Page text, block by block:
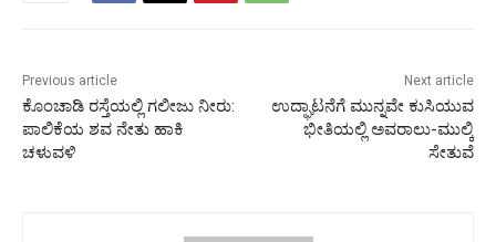
Previous article
ಕೊಂಚಾಡಿ ರಸ್ತೆಯಲ್ಲಿ ಗಲೀಜು ನೀರು:
ಪಾಲಿಕೆಯ ಶವ ನೇತು ಹಾಕಿ
ಚಳುವಳಿ
Next article
ಉದ್ಘಾಟನೆಗೆ ಮುನ್ನವೇ ಕುಸಿಯುವ
ಭೀತಿಯಲ್ಲಿ ಅವರಾಲು-ಮುಲ್ಕಿ
ಸೇತುವೆ